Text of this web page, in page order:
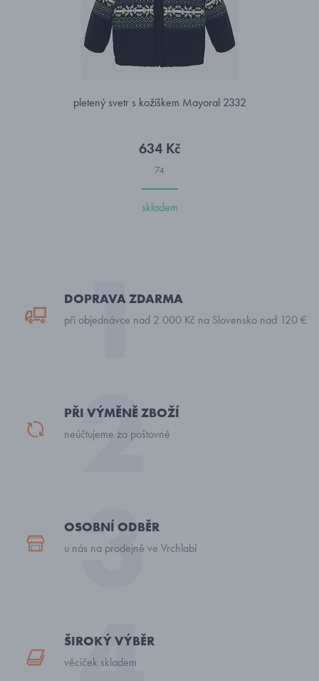
pletený svetr s kožíškem Mayoral 2332
634 Kč
74
skladem
DOPRAVA ZDARMA
při objednávce nad 2 000 Kč na Slovensko nad 120 €
PŘI VÝMĚNĚ ZBOŽÍ
neúčtujeme za poštovné
OSOBNÍ ODBĚR
u nás na prodejně ve Vrchlabí
ŠIROKÝ VÝBĚR
věciček skladem